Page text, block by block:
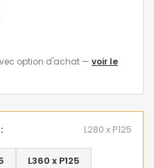
option d'achat — voir le
L280 x P125
L360 x P125